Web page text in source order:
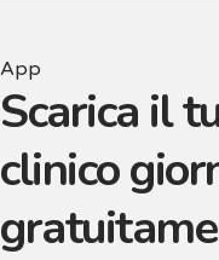
App
Scarica il
clinico